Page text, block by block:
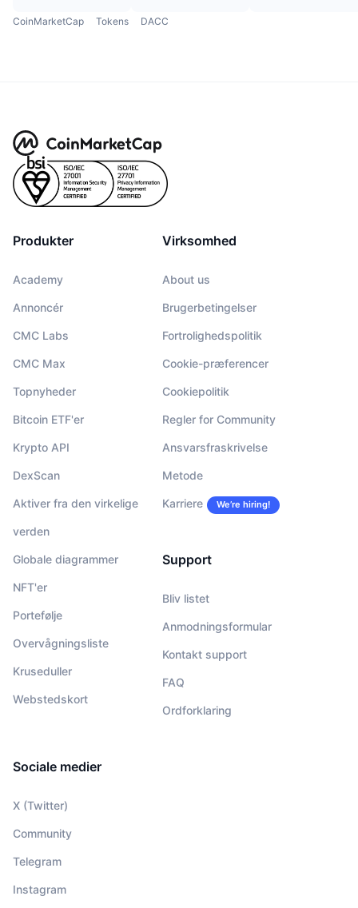
CoinMarketCap Tokens DACC
Produkter
Academy
Annoncér
CMC Labs
CMC Max
Topnyheder
Bitcoin ETF'er
Krypto API
DexScan
Aktiver fra den virkelige
verden
Globale diagrammer
NFT'er
Portefølje
Overvågningsliste
Kruseduller
Webstedskort
Virksomhed
About us
Brugerbetingelser
Fortrolighedspolitik
Cookie-præferencer
Cookiepolitik
Regler for Community
Ansvarsfraskrivelse
Metode
Karriere We’re hiring!
Support
Bliv listet
Anmodningsformular
Kontakt support
FAQ
Ordforklaring
Sociale medier
X (Twitter)
Community
Telegram
Instagram